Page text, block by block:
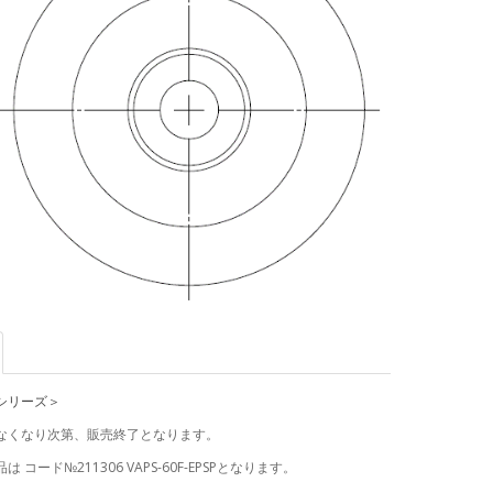
ジシリーズ＞
なり次第、販売終了となります。
コード№211306 VAPS-60F-EPSPとなります。